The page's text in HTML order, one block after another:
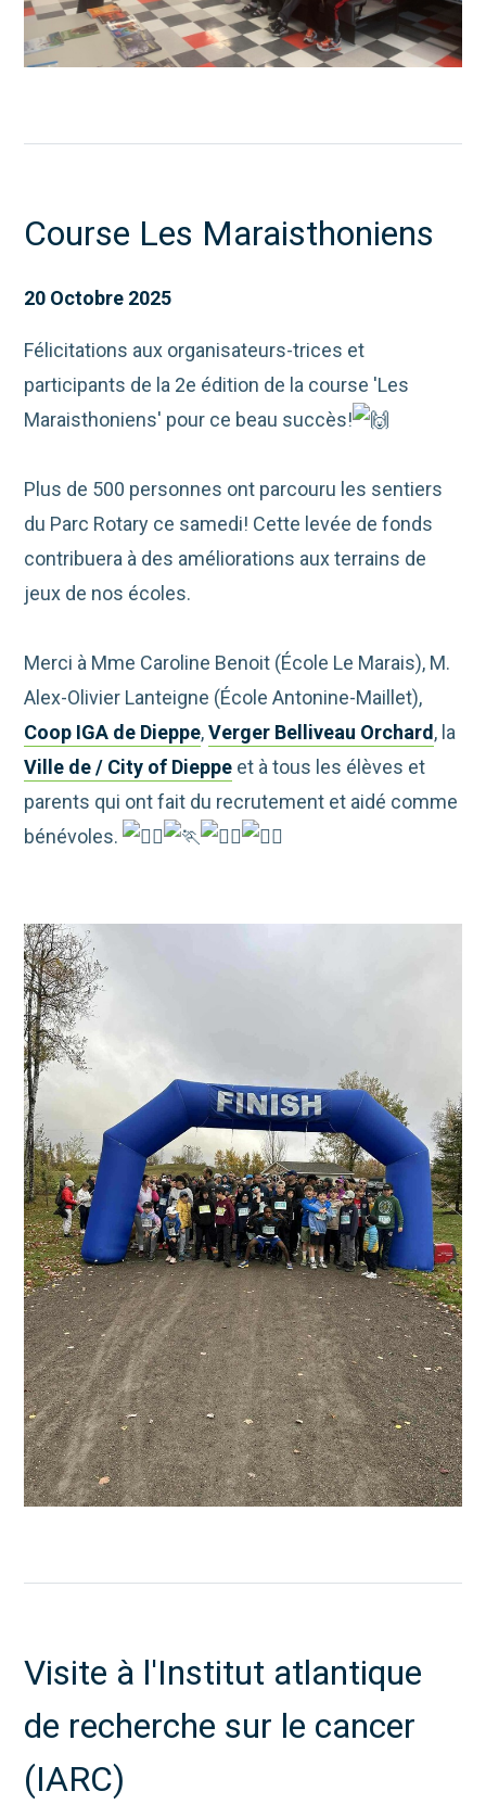
Course Les Maraisthoniens
20 Octobre 2025
Félicitations aux organisateurs-trices et
participants de la 2e édition de la course 'Les
Maraisthoniens' pour ce beau succès!
Plus de 500 personnes ont parcouru les sentiers
du Parc Rotary ce samedi! Cette levée de fonds
contribuera à des améliorations aux terrains de
jeux de nos écoles.
Merci à Mme Caroline Benoit (École Le Marais), M.
Alex-Olivier Lanteigne (École Antonine-Maillet),
Coop IGA de Dieppe,Verger Belliveau Orchard, la
Ville de / City of Dieppe et à tous les élèves et
parents qui ont fait du recrutement et aidé comme
bénévoles.
Visite à l'Institut atlantique
de recherche sur le cancer
(IARC)